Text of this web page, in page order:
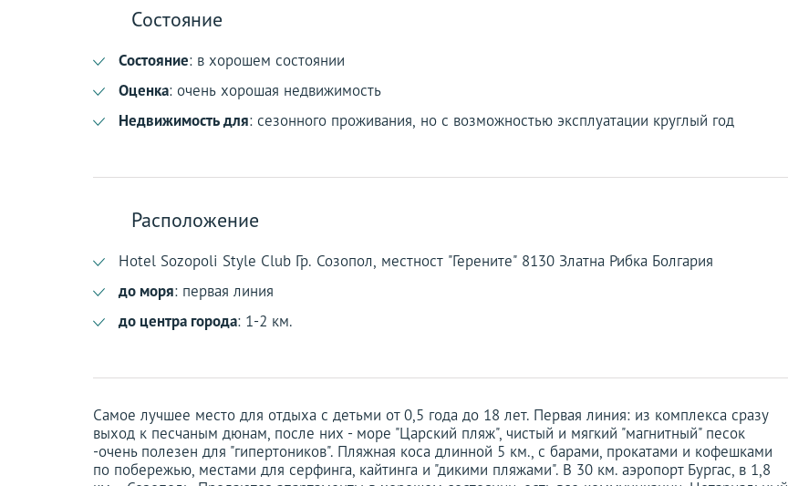
Состояние
Состояние: в хорошем состоянии
Оценка: очень хорошая недвижимость
Недвижимость для: сезонного проживания, но с возможностью эксплуатации круглый год
Расположение
Hotel Sozopoli Style Club Гр. Созопол, местност "Герените" 8130 Златна Рибка Болгария
до моря: первая линия
до центра города: 1-2 км.
Самое лучшее место для отдыха с детьми от 0,5 года до 18 лет. Первая линия: из комплекса сразу
выход к песчаным дюнам, после них - море "Царский пляж", чистый и мягкий "магнитный" песок
-очень полезен для "гипертоников". Пляжная коса длинной 5 км., с барами, прокатами и кофешками
по побережью, местами для серфинга, кайтинга и "дикими пляжами". В 30 км. аэропорт Бургас, в 1,8